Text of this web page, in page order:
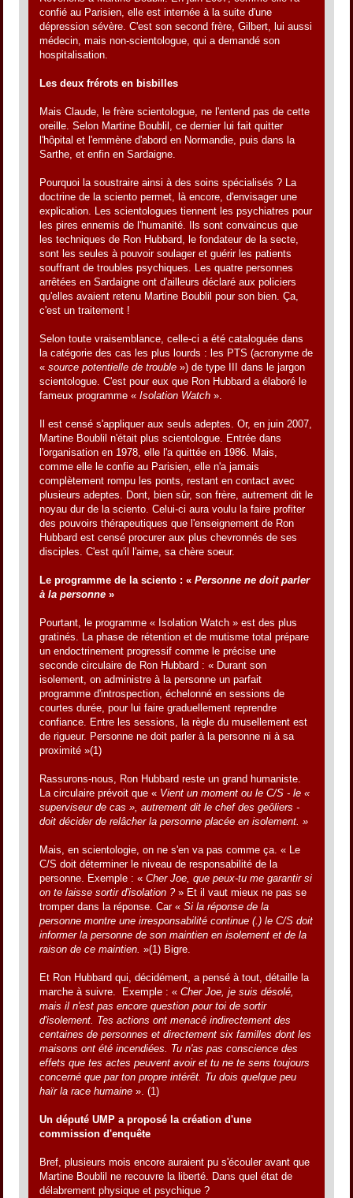
confié au Parisien, elle est internée à la suite d'une
dépression sévère. C'est son second frère, Gilbert, lui aussi
médecin, mais non-scientologue, qui a demandé son
hospitalisation.
Les deux frérots en bisbilles
Mais Claude, le frère scientologue, ne l'entend pas de cette
oreille. Selon Martine Boublil, ce dernier lui fait quitter
l'hôpital et l'emmène d'abord en Normandie, puis dans la
Sarthe, et enfin en Sardaigne.
Pourquoi la soustraire ainsi à des soins spécialisés ? La
doctrine de la sciento permet, là encore, d'envisager une
explication. Les scientologues tiennent les psychiatres pour
les pires ennemis de l'humanité. Ils sont convaincus que
les techniques de Ron Hubbard, le fondateur de la secte,
sont les seules à pouvoir soulager et guérir les patients
souffrant de troubles psychiques. Les quatre personnes
arrêtées en Sardaigne ont d'ailleurs déclaré aux policiers
qu'elles avaient retenu Martine Boublil pour son bien. Ça,
c'est un traitement !
Selon toute vraisemblance, celle-ci a été cataloguée dans
la catégorie des cas les plus lourds : les PTS (acronyme de
«source potentielle de trouble ») de type III dans le jargon
scientologue. C'est pour eux que Ron Hubbard a élaboré le
fameux programme «Isolation Watch ».
Il est censé s'appliquer aux seuls adeptes. Or, en juin 2007,
Martine Boublil n'était plus scientologue. Entrée dans
l'organisation en 1978, elle l'a quittée en 1986. Mais,
comme elle le confie au Parisien, elle n'a jamais
complètement rompu les ponts, restant en contact avec
plusieurs adeptes. Dont, bien sûr, son frère, autrement dit le
noyau dur de la sciento. Celui-ci aura voulu la faire profiter
des pouvoirs thérapeutiques que l'enseignement de Ron
Hubbard est censé procurer aux plus chevronnés de ses
disciples. C'est qu'il l'aime, sa chère soeur.
Le programme de la sciento : «Personne ne doit parler
à la personne »
Pourtant, le programme « Isolation Watch » est des plus
gratinés. La phase de rétention et de mutisme total prépare
un endoctrinement progressif comme le précise une
seconde circulaire de Ron Hubbard : « Durant son
isolement, on administre à la personne un parfait
programme d'introspection, échelonné en sessions de
courtes durée, pour lui faire graduellement reprendre
confiance. Entre les sessions, la règle du musellement est
de rigueur. Personne ne doit parler à la personne ni à sa
proximité »(1)
Rassurons-nous, Ron Hubbard reste un grand humaniste.
La circulaire prévoit que « Vient un moment ou le C/S - le «
superviseur de cas », autrement dit le chef des geôliers -
doit décider de relâcher la personne placée en isolement. »
Mais, en scientologie, on ne s'en va pas comme ça. « Le
C/S doit déterminer le niveau de responsabilité de la
personne. Exemple : «Cher Joe, que peux-tu me garantir si
on te laisse sortir d'isolation ?» Et il vaut mieux ne pas se
tromper dans la réponse. Car «Si la réponse de la
personne montre une irresponsabilité continue (.) le C/S doit
informer la personne de son maintien en isolement et de la
raison de ce maintien. »(1) Bigre.
Et Ron Hubbard qui, décidément, a pensé à tout, détaille la
marche à suivre. Exemple : «Cher Joe, je suis désolé,
mais il n'est pas encore question pour toi de sortir
d'isolement. Tes actions ont menacé indirectement des
centaines de personnes et directement six familles dont les
maisons ont été incendiées. Tu n'as pas conscience des
effets que tes actes peuvent avoir et tu ne te sens toujours
concerné que par ton propre intérêt. Tu dois quelque peu
haïr la race humaine ». (1)
Un député UMP a proposé la création d'une
commission d'enquête
Bref, plusieurs mois encore auraient pu s'écouler avant que
Martine Boublil ne recouvre la liberté. Dans quel état de
délabrement physique et psychique ?